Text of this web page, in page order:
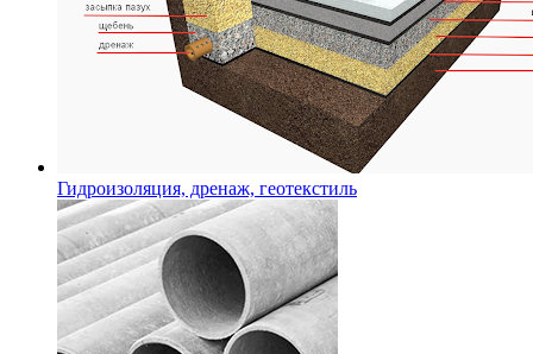
Гидроизоляция, дренаж, геотекстиль